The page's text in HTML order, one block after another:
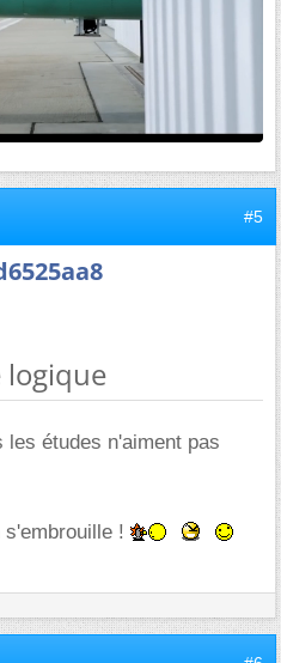
#5
logique
les études n'aiment pas
!